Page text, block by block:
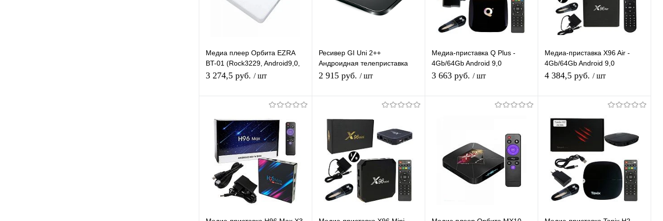
Недоступно
Недоступно
Недоступно
Недоступно
Медиа плеер Орбита EZRA
BT-01 (Rock3229, Android9,0,
2Гб, Flash 16ГБ, Wi-Fi)
3 274,5 руб. / шт
Купить в 1
клик
К
сравнению
В избранное
Недоступно
Ресивер GI Uni 2++
Андроидная телеприставка
DVB-T2
2 915 руб. / шт
Купить в 1
клик
К
В избранное
Недоступно
Медиа-приставка Q Plus -
4Gb/64Gb Android 9,0
Медиаплеер Smart tv IPTV
3 663 руб. / шт
сравнению
В избранное
Недоступно
Медиа-приставка X96 Air -
4Gb/64Gb Android 9,0
Медиаплеер Smart tv IPTV
4 384,5 руб. / шт
Купить в 1
клик
К
сравнению
В избранное
Недоступно